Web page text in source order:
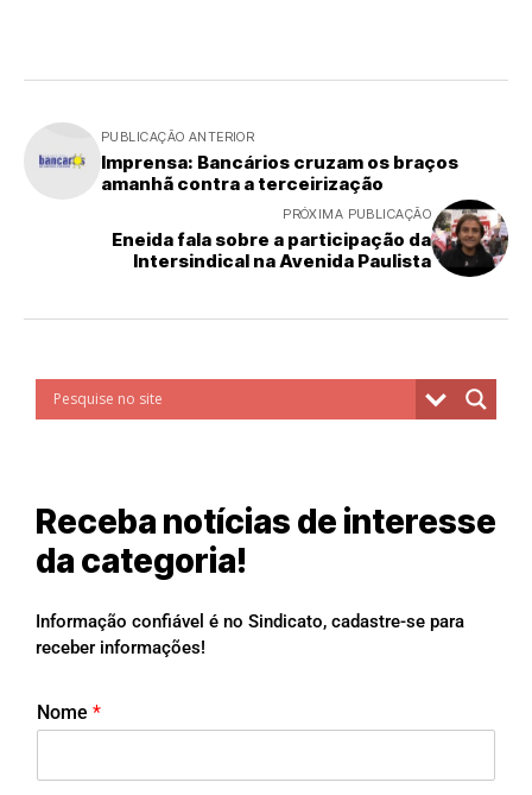
PUBLICAÇÃO ANTERIOR
Imprensa: Bancários cruzam os braços
amanhã contra a terceirização
PRÓXIMA PUBLICAÇÃO
Eneida fala sobre a participação da
Intersindical na Avenida Paulista
Receba notícias de interesse
da categoria!
Informação confiável é no Sindicato, cadastre-se para
receber informações!
Nome *